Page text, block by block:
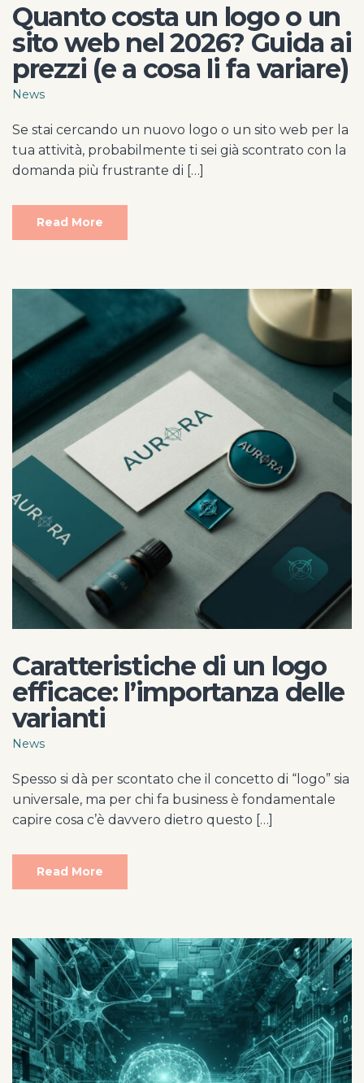
Quanto costa un logo o un
sito web nel 2026? Guida ai
prezzi (e a cosa li fa variare)
News
Se stai cercando un nuovo logo o un sito web per la
tua attività, probabilmente ti sei già scontrato con la
domanda più frustrante di […]
Read More
Caratteristiche di un logo
efficace: l’importanza delle
varianti
News
Spesso si dà per scontato che il concetto di “logo” sia
universale, ma per chi fa business è fondamentale
capire cosa c’è davvero dietro questo […]
Read More